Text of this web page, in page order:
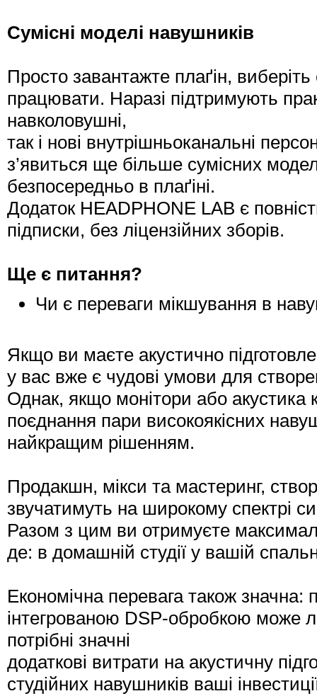
Сумісні моделі навушників
Просто завантажте плаґін,
працювати. Наразі підтримують
навколовушні,
так і нові внутрішньоканальні
з’явиться ще більше сумісних
безпосередньо в плаґіні.
Додаток HEADPHONE LAB є
підписки, без ліцензійних зборів.
Ще є питання?
Чи є переваги мікшування в
Якщо ви маєте акустично
у вас вже є чудові умови для
Однак, якщо монітори або акустика
поєднання пари високоякісних
найкращим рішенням.
Продакшн, мікси та мастеринг,
звучатимуть на широкому спектрі
Разом з цим ви отримуєте
де: в домашній студії у вашій
Економічна перевага також значна:
інтегрованою DSP-обробкою може
потрібні значні
додаткові витрати на акустичну
студійних навушників ваші